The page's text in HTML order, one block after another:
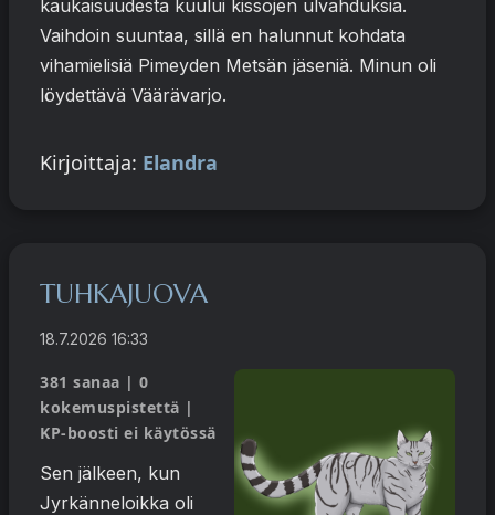
kaukaisuudesta kuului kissojen ulvahduksia.
Vaihdoin suuntaa, sillä en halunnut kohdata
vihamielisiä Pimeyden Metsän jäseniä. Minun oli
löydettävä Väärävarjo.
Kirjoittaja: Elandra
TUHKAJUOVA
18.7.2026 16:33
381 sanaa | 0
kokemuspistettä |
KP-boosti ei käytössä
Sen jälkeen, kun
Jyrkänneloikka oli